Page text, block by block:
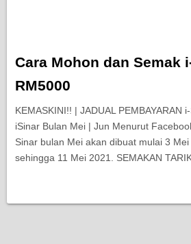
Cara Mohon dan Semak
RM5000
KEMASKINI!! | JADUAL PEMBAYARAN
iSinar Bulan Mei | Jun Menurut
Sinar bulan Mei akan dibuat mulai 3
sehingga 11 Mei 2021. SEMAKAN